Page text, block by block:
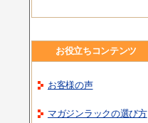
お役立ちコンテンツ
お客様の声
マガジンラックの選び方